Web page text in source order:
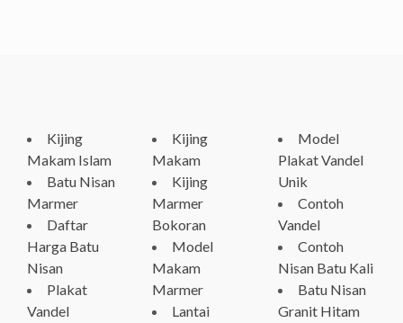
Kijing
Makam Islam
Batu Nisan
Marmer
Daftar
Harga Batu
Nisan
Plakat
Vandel
Kijing
Makam
Kijing
Marmer
Bokoran
Model
Makam
Marmer
Lantai
Model
Plakat Vandel
Unik
Contoh
Vandel
Contoh
Nisan Batu Kali
Batu Nisan
Granit Hitam